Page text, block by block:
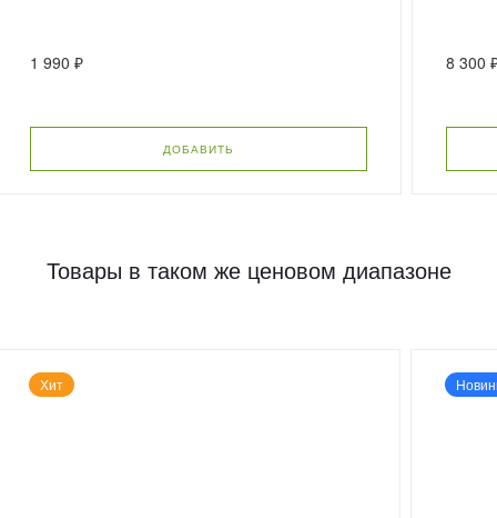
1 990 ₽
ДОБАВИТЬ
8 300
Товары в таком же ценовом диапазоне
Хит